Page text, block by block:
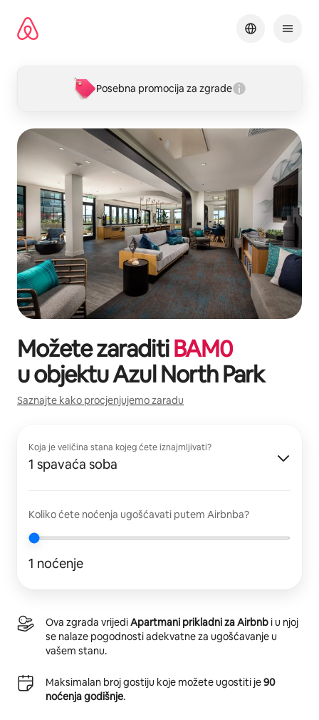
sadržaj
Posebna promocija za zgrade
Možete zaraditiBAM0
u objektuAzul North Park
Saznajte kako procjenjujemo zaradu
Koja je veličina stana kojeg ćete iznajmljivati?
1 spavaća soba
Koliko ćete noćenja ugošćavati putem Airbnba?
1 noćenje
Ova zgrada vrijediApartmani prikladni za Airbnb i u njoj
se nalaze pogodnosti adekvatne za ugošćavanje u
vašem stanu.
Maksimalan broj gostiju koje možete ugostiti je90
noćenja godišnje.